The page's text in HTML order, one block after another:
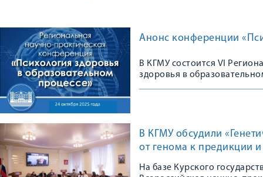
Анонс конференции
В КГМУ состоится VI
здоровья в
В КГМУ обсудили
от генома к предикции
На базе Курского